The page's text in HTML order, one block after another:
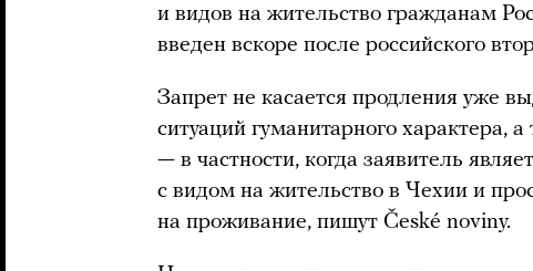
и видов на жительство гражданам
введен вскоре после российского
Запрет не касается продления уже
ситуаций гуманитарного характера,
— в частности, когда заявитель
с видом на жительство в Чехии и
на проживание, пишут České noviny.